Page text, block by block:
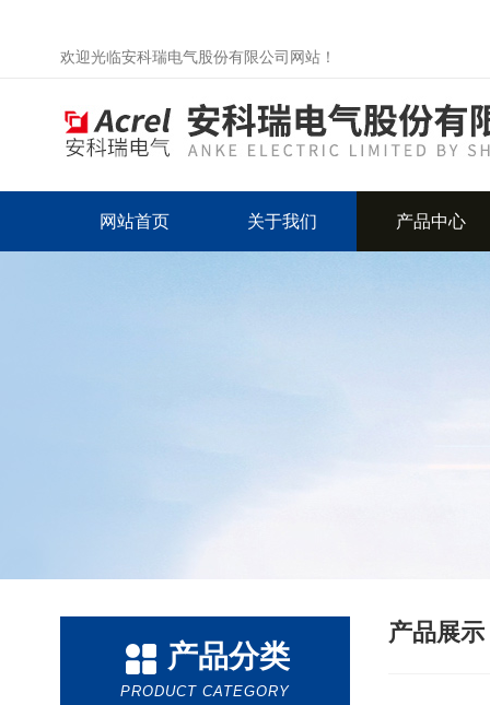
欢迎光临安科瑞电气股份有限公司网站！
网站首页 关于我们 产品中心
产品分类
PRODUCT CATEGORY
产品展示